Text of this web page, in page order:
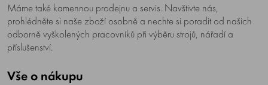
Máme také kamennou prodejnu a servis. Navštivte nás,
prohlédněte si naše zboží osobně a nechte si poradit od našich
odborně vyškolených pracovníků při výběru strojů, nářadí a
příslušenství.
Vše o nákupu